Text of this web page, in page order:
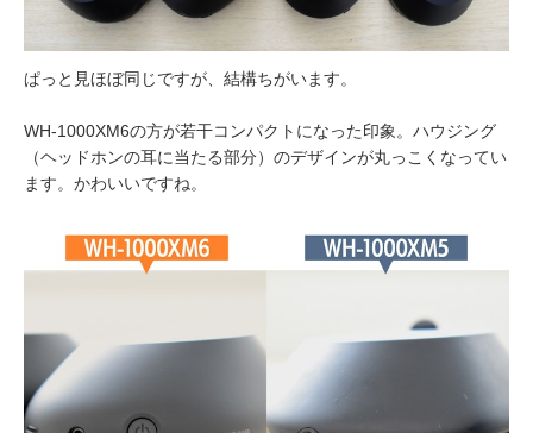
ぱっと見ほぼ同じですが、結構ちがいます。
WH-1000XM6の方が若干コンパクトになった印象。ハウジング
（ヘッドホンの耳に当たる部分）のデザインが丸っこくなってい
ます。かわいいですね。